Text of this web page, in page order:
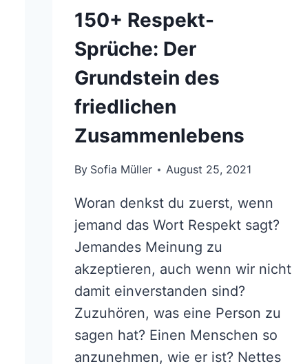
150+ Respekt-
Sprüche: Der
Grundstein des
friedlichen
Zusammenlebens
By Sofia Müller August 25, 2021
Woran denkst du zuerst, wenn
jemand das Wort Respekt sagt?
Jemandes Meinung zu
akzeptieren, auch wenn wir nicht
damit einverstanden sind?
Zuzuhören, was eine Person zu
sagen hat? Einen Menschen so
anzunehmen, wie er ist? Nettes